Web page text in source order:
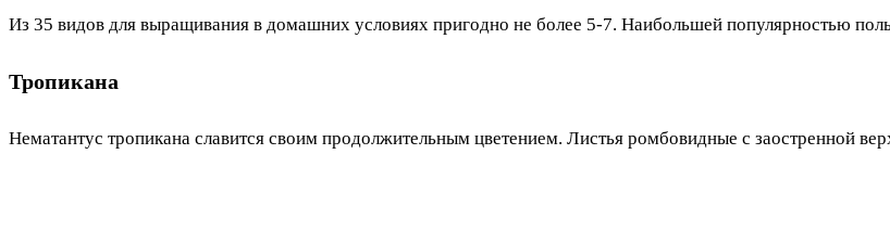
Из 35 видов для выращивания в домашних условиях пригодно не более 5-7. Наибольшей популярностью
Тропикана
Нематантус тропикана славится своим продолжительным цветением. Листья ромбовидные с заостренной